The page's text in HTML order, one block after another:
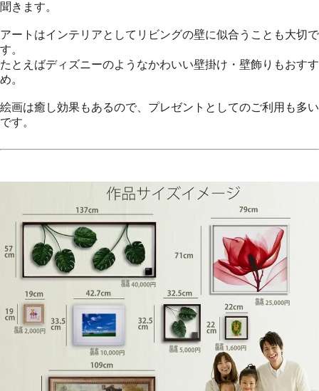
聞きます。
アートはインテリアとしてリビングの壁に似合うことも大切で
す。
たとえばディズニーのようなかわいい壁掛け・壁飾りもおすす
め。
絵画は癒し効果もあるので、プレゼントとしてのご利用も多い
です。